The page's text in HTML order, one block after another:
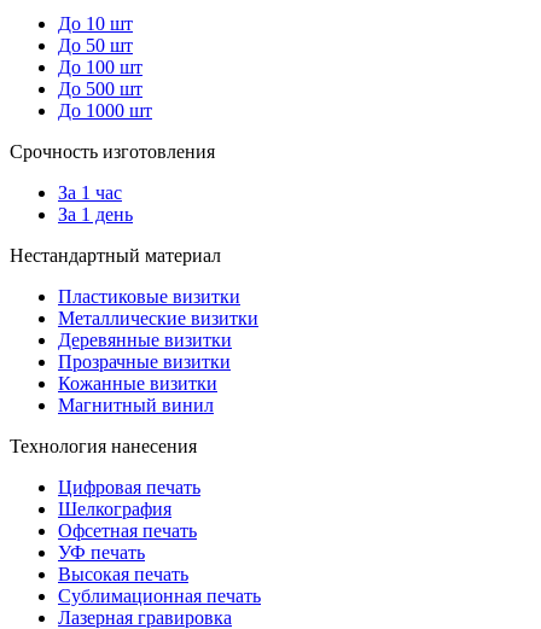
До 10 шт
До 50 шт
До 100 шт
До 500 шт
До 1000 шт
Срочность изготовления
За 1 час
За 1 день
Нестандартный материал
Пластиковые визитки
Металлические визитки
Деревянные визитки
Прозрачные визитки
Кожанные визитки
Магнитный винил
Технология нанесения
Цифровая печать
Шелкография
Офсетная печать
УФ печать
Высокая печать
Сублимационная печать
Лазерная гравировка